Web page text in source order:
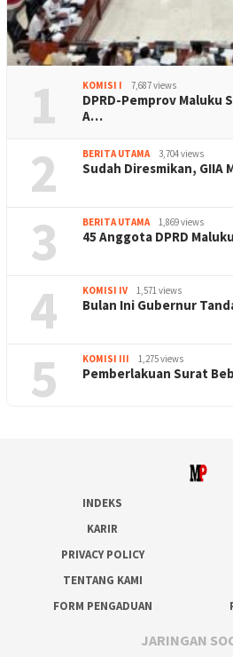
1 KOMISI I 7,687 views
DPRD-Pemprov Maluku
A…
2 BERITA UTAMA 3,704 views
Sudah Diresmikan,
3 BERITA UTAMA 1,869 views
45 Anggota DPRD
4 KOMISI IV 1,571 views
Bulan Ini Gubernur
5 KOMISI III 1,275 views
Pemberlakuan Surat
INDEKS
KARIR
PRIVACY POLICY
TENTANG KAMI
FORM PENGADUAN
JARINGAN